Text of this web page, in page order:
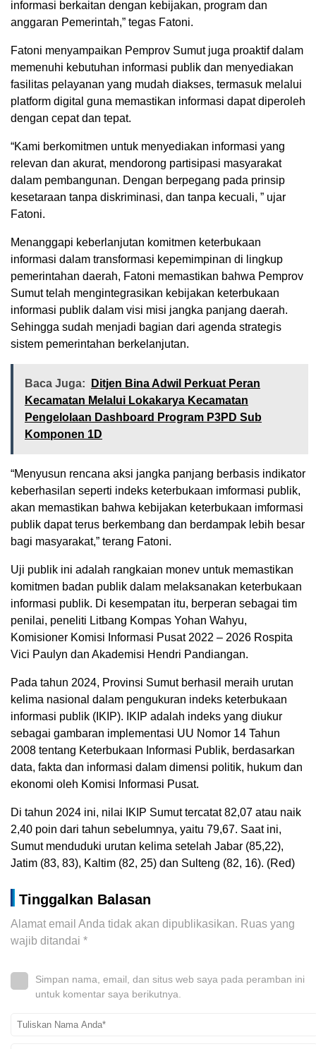
informasi berkaitan dengan kebijakan, program dan
anggaran Pemerintah,” tegas Fatoni.
Fatoni menyampaikan Pemprov Sumut juga proaktif dalam
memenuhi kebutuhan informasi publik dan menyediakan
fasilitas pelayanan yang mudah diakses, termasuk melalui
platform digital guna memastikan informasi dapat diperoleh
dengan cepat dan tepat.
“Kami berkomitmen untuk menyediakan informasi yang
relevan dan akurat, mendorong partisipasi masyarakat
dalam pembangunan. Dengan berpegang pada prinsip
kesetaraan tanpa diskriminasi, dan tanpa kecuali, ” ujar
Fatoni.
Menanggapi keberlanjutan komitmen keterbukaan
informasi dalam transformasi kepemimpinan di lingkup
pemerintahan daerah, Fatoni memastikan bahwa Pemprov
Sumut telah mengintegrasikan kebijakan keterbukaan
informasi publik dalam visi misi jangka panjang daerah.
Sehingga sudah menjadi bagian dari agenda strategis
sistem pemerintahan berkelanjutan.
Baca Juga:
Ditjen Bina Adwil Perkuat Peran
Kecamatan Melalui Lokakarya Kecamatan
Pengelolaan Dashboard Program P3PD Sub
Komponen 1D
“Menyusun rencana aksi jangka panjang berbasis indikator
keberhasilan seperti indeks keterbukaan imformasi publik,
akan memastikan bahwa kebijakan keterbukaan imformasi
publik dapat terus berkembang dan berdampak lebih besar
bagi masyarakat,” terang Fatoni.
Uji publik ini adalah rangkaian monev untuk memastikan
komitmen badan publik dalam melaksanakan keterbukaan
informasi publik. Di kesempatan itu, berperan sebagai tim
penilai, peneliti Litbang Kompas Yohan Wahyu,
Komisioner Komisi Informasi Pusat 2022 – 2026 Rospita
Vici Paulyn dan Akademisi Hendri Pandiangan.
Pada tahun 2024, Provinsi Sumut berhasil meraih urutan
kelima nasional dalam pengukuran indeks keterbukaan
informasi publik (IKIP). IKIP adalah indeks yang diukur
sebagai gambaran implementasi UU Nomor 14 Tahun
2008 tentang Keterbukaan Informasi Publik, berdasarkan
data, fakta dan informasi dalam dimensi politik, hukum dan
ekonomi oleh Komisi Informasi Pusat.
Di tahun 2024 ini, nilai IKIP Sumut tercatat 82,07 atau naik
2,40 poin dari tahun sebelumnya, yaitu 79,67. Saat ini,
Sumut menduduki urutan kelima setelah Jabar (85,22),
Jatim (83, 83), Kaltim (82, 25) dan Sulteng (82, 16). (Red)
Tinggalkan Balasan
Alamat email Anda tidak akan dipublikasikan. Ruas yang
wajib ditandai *
Simpan nama, email, dan situs web saya pada peramban ini
untuk komentar saya berikutnya.